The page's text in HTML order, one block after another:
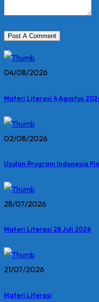
04/08/2026
Materi Literasi 4 Agustus
02/08/2026
Usulan Program Indonesia
28/07/2026
Materi Literasi 28 Juli 2026
21/07/2026
Materi Literasi